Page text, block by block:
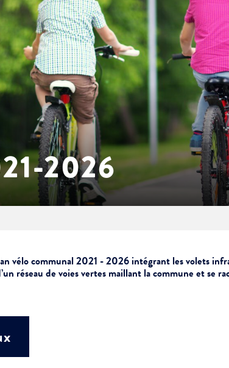
2026
vélo communal 2021 - 2026 intégrant les volets
réseau de voies vertes maillant la commune et se